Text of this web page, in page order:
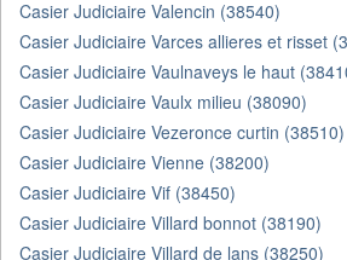
Casier Judiciaire Valencin (38540)
Casier Judiciaire Varces allieres et risset
Casier Judiciaire Vaulnaveys le haut
Casier Judiciaire Vaulx milieu (38090)
Casier Judiciaire Vezeronce curtin (38510)
Casier Judiciaire Vienne (38200)
Casier Judiciaire Vif (38450)
Casier Judiciaire Villard bonnot (38190)
Casier Judiciaire Villard de lans (38250)